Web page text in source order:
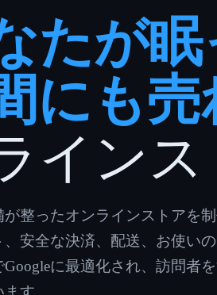
たが
にも売
インス
が整ったオンラインストアを
、安全な決済、配送、お使い
Googleに最適化され、訪問者
す。